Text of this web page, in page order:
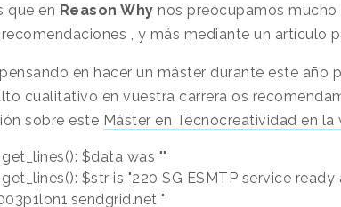
que en Reason Why nos preocupamos
, y más mediante un artículo
en hacer un máster durante este año
cualitativo en vuestra carrera os
sobre este Máster en Tecnocreatividad en la
$data was ""
$str is "220 SG ESMTP service ready
"